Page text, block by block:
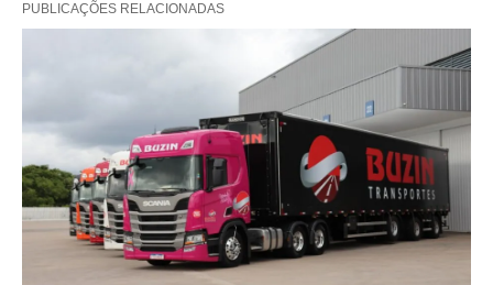
PUBLICAÇÕES RELACIONADAS